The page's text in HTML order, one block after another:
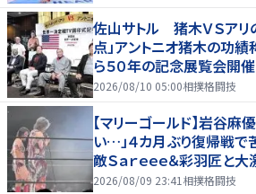
佐山サトル 猪木ＶＳアリ
点」アントニオ猪木の功
ら５０年の記念展覧会開催
2026/08/10 05:00相撲格闘技
【マリーゴールド】岩谷麻
い…」４カ月ぶり復帰戦
敵Ｓａｒｅｅｅ＆彩羽匠と
好き」
2026/08/09 23:41 相撲格闘技